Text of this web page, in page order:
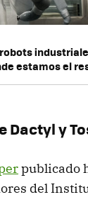
estamos el
Dactyl y
publicado
del